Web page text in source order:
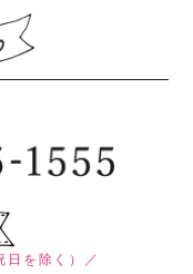
日を除く）／